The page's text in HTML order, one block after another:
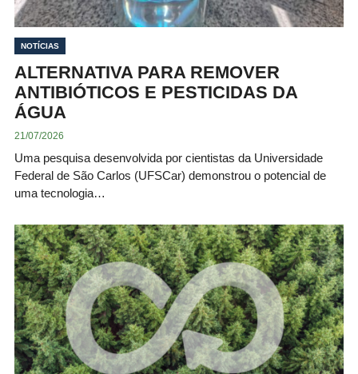
NOTÍCIAS
ALTERNATIVA PARA REMOVER
ANTIBIÓTICOS E PESTICIDAS DA
ÁGUA
21/07/2026
Uma pesquisa desenvolvida por cientistas da Universidade
Federal de São Carlos (UFSCar) demonstrou o potencial de
uma tecnologia…